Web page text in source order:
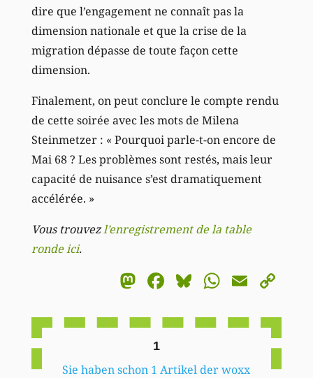
dire que l’engagement ne connaît pas la
dimension nationale et que la crise de la
migration dépasse de toute façon cette
dimension.
Finalement, on peut conclure le compte rendu
de cette soirée avec les mots de Milena
Steinmetzer : « Pourquoi parle-t-on encore de
Mai 68 ? Les problèmes sont restés, mais leur
capacité de nuisance s’est dramatiquement
accélérée. »
Vous trouvezl’enregistrement de la table
ronde ici.
Mastodon
Facebook
BlueskyEmail
1
Sie haben schon 1 Artikel der woxx